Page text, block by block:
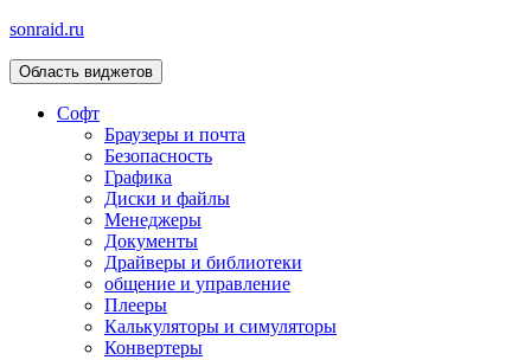
sonraid.ru
Скачивай программы, мини игры
Область виджетов
Софт
Браузеры и почта
Безопасность
Графика
Диски и файлы
Менеджеры
Документы
Драйверы и библиотеки
общение и управление
Плееры
Калькуляторы и симуляторы
Конвертеры